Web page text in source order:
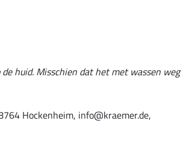
huid. Misschien dat het met wassen weg
Hockenheim, info@kraemer.de,